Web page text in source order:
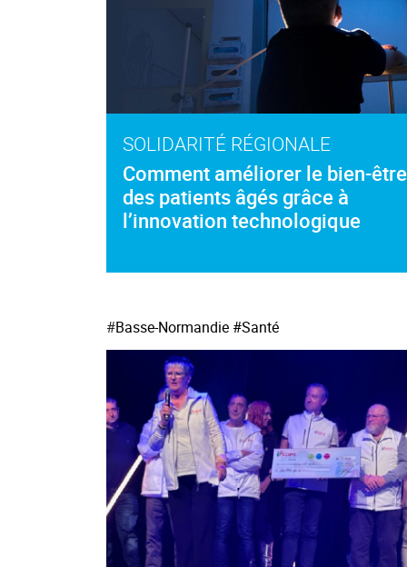
SOLIDARITÉ RÉGIONALE
Comment améliorer le bien-être
des patients âgés grâce à
l’innovation technologique
#Basse-Normandie #Santé